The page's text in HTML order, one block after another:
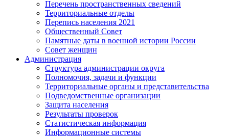
Перечень пространственных сведений
Территориальные отделы
Перепись населения 2021
Общественный Совет
Памятные даты в военной истории России
Совет женщин
Администрация
Структура администрации округа
Полномочия, задачи и функции
Территориальные органы и представительства
Подведомственные организации
Защита населения
Результаты проверок
Статистическая информация
Информационные системы